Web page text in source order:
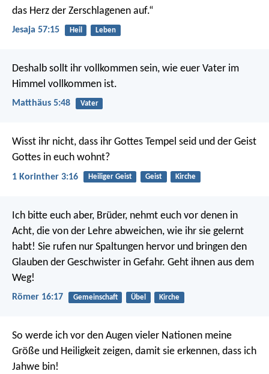
das Herz der Zerschlagenen auf.“
Jesaja 57:15 Heil Leben
Deshalb sollt ihr vollkommen sein, wie euer Vater im
Himmel vollkommen ist.
Matthäus 5:48 Vater
Wisst ihr nicht, dass ihr Gottes Tempel seid und der Geist
Gottes in euch wohnt?
1 Korinther 3:16 Heiliger Geist Geist Kirche
Ich bitte euch aber, Brüder, nehmt euch vor denen in
Acht, die von der Lehre abweichen, wie ihr sie gelernt
habt! Sie rufen nur Spaltungen hervor und bringen den
Glauben der Geschwister in Gefahr. Geht ihnen aus dem
Weg!
Römer 16:17 Gemeinschaft Übel Kirche
So werde ich vor den Augen vieler Nationen meine
Größe und Heiligkeit zeigen, damit sie erkennen, dass ich
Jahwe bin!